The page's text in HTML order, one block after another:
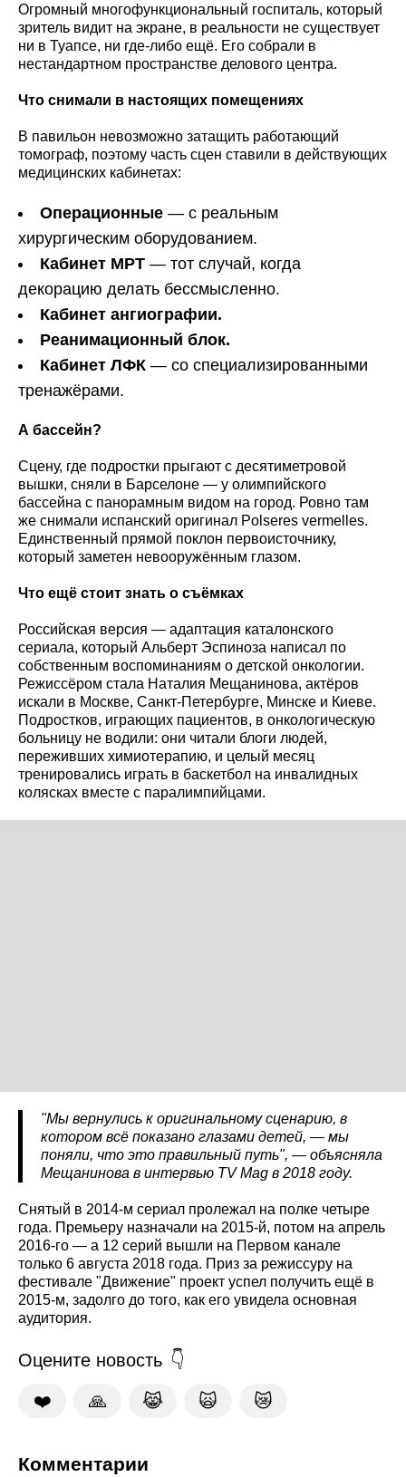
Огромный многофункциональный госпиталь, который
зритель видит на экране, в реальности не существует
ни в Туапсе, ни где-либо ещё. Его собрали в
нестандартном пространстве делового центра.
Что снимали в настоящих помещениях
В павильон невозможно затащить работающий
томограф, поэтому часть сцен ставили в действующих
медицинских кабинетах:
Операционные — с реальным
хирургическим оборудованием.
Кабинет МРТ — тот случай, когда
декорацию делать бессмысленно.
Кабинет ангиографии.
Реанимационный блок.
Кабинет ЛФК — со специализированными
тренажёрами.
А бассейн?
Сцену, где подростки прыгают с десятиметровой
вышки, сняли в Барселоне — у олимпийского
бассейна с панорамным видом на город. Ровно там
же снимали испанский оригинал Polseres vermelles.
Единственный прямой поклон первоисточнику,
который заметен невооружённым глазом.
Что ещё стоит знать о съёмках
Российская версия — адаптация каталонского
сериала, который Альберт Эспиноза написал по
собственным воспоминаниям о детской онкологии.
Режиссёром стала Наталия Мещанинова, актёров
искали в Москве, Санкт-Петербурге, Минске и Киеве.
Подростков, играющих пациентов, в онкологическую
больницу не водили: они читали блоги людей,
переживших химиотерапию, и целый месяц
тренировались играть в баскетбол на инвалидных
колясках вместе с паралимпийцами.
"Мы вернулись к оригинальному сценарию, в
котором всё показано глазами детей, — мы
поняли, что это правильный путь", — объясняла
Мещанинова в интервью TVMag в 2018 году.
Снятый в 2014-м сериал пролежал на полке четыре
года. Премьеру назначали на 2015-й, потом на апрель
2016-го — а 12 серий вышли на Первом канале
только 6 августа 2018 года. Приз за режиссуру на
фестивале "Движение" проект успел получить ещё в
2015-м, задолго до того, как его увидела основная
аудитория.
Оцените новость
❤️ 🙏 😹 🙀 😿
Комментарии